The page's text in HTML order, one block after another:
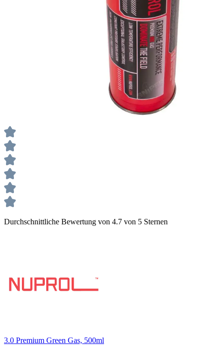
Durchschnittliche Bewertung von 4.7 von 5 Sternen
3.0 Premium Green Gas, 500ml